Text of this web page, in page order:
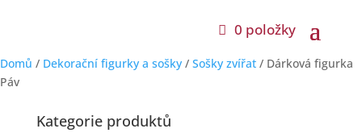
0 položky
Domů / Dekorační figurky a sošky / Sošky zvířat / Dárková figurka
Páv
Kategorie produktů